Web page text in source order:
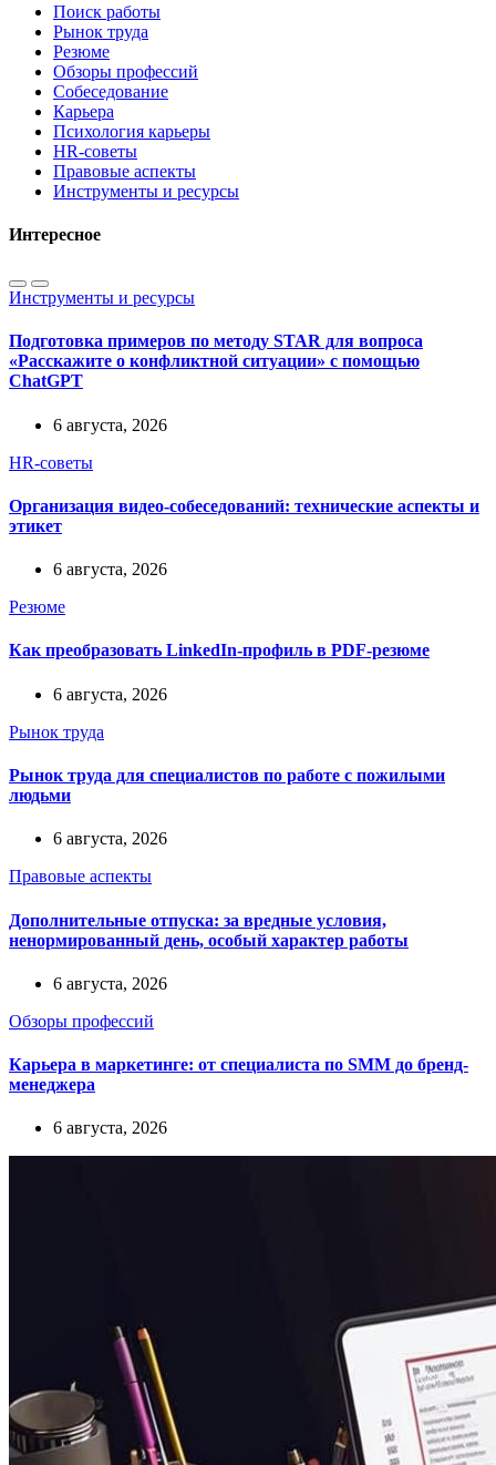
Поиск работы
Рынок труда
Резюме
Обзоры профессий
Собеседование
Карьера
Психология карьеры
HR-советы
Правовые аспекты
Инструменты и ресурсы
Интересное
Инструменты и ресурсы
Подготовка примеров по методу STAR для вопроса
«Расскажите о конфликтной ситуации» с помощью
ChatGPT
6 августа, 2026
HR-советы
Организация видео-собеседований: технические аспекты и
этикет
6 августа, 2026
Резюме
Как преобразовать LinkedIn-профиль в PDF-резюме
6 августа, 2026
Рынок труда
Рынок труда для специалистов по работе с пожилыми
людьми
6 августа, 2026
Правовые аспекты
Дополнительные отпуска: за вредные условия,
ненормированный день, особый характер работы
6 августа, 2026
Обзоры профессий
Карьера в маркетинге: от специалиста по SMM до бренд-
менеджера
6 августа, 2026